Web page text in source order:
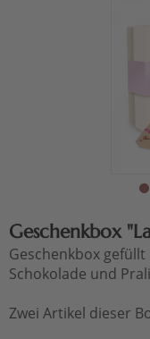
Geschenkbox
Geschenkbox
Schokolade und
Zwei Artikel dieser